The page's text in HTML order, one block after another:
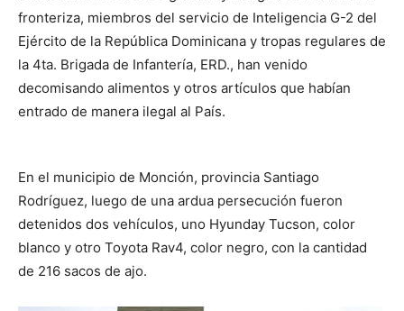
fronteriza, miembros del servicio de Inteligencia G-2 del
Ejército de la República Dominicana y tropas regulares de
la 4ta. Brigada de Infantería, ERD., han venido
decomisando alimentos y otros artículos que habían
entrado de manera ilegal al País.
En el municipio de Monción, provincia Santiago
Rodríguez, luego de una ardua persecución fueron
detenidos dos vehículos, uno Hyunday Tucson, color
blanco y otro Toyota Rav4, color negro, con la cantidad
de 216 sacos de ajo.